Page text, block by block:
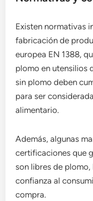
Existen normativas
fabricación de
europea EN 1388,
plomo en utensilios
sin plomo deben
para ser
alimentario.
Además, algunas
certificaciones que
son libres de
confianza al
compra.